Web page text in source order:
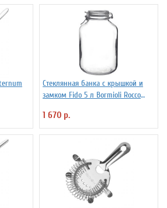
Стеклянная банка с крышкой и
замком Fido 5 л Bormioli Rocco
1 670 р.